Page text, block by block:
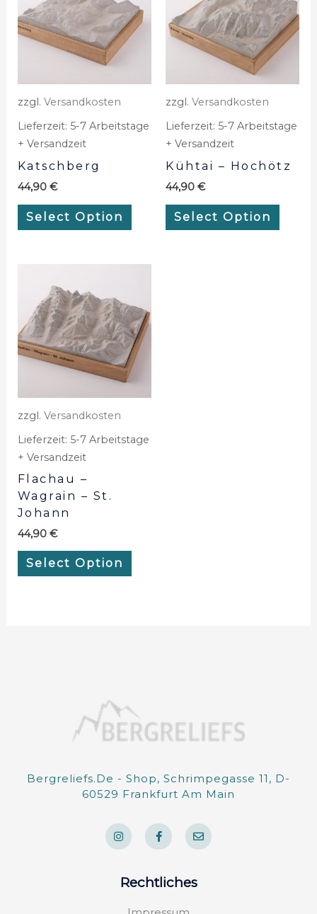
zzgl. Versandkosten
Lieferzeit: 5-7 Arbeitstage
+ Versandzeit
Katschberg
44,90 €
Select Option
zzgl. Versandkosten
Lieferzeit: 5-7 Arbeitstage
+ Versandzeit
Kühtai – Hochötz
44,90 €
Select Option
zzgl. Versandkosten
Lieferzeit: 5-7 Arbeitstage
+ Versandzeit
Flachau –
Wagrain – St.
Johann
44,90 €
Select Option
Bergreliefs.de - Shop, Schrimpegasse 11, D-
60529 Frankfurt Am Main
I
n
s
t
r
F
a
c
e
o
o
E
n
v
e
Rechtliches